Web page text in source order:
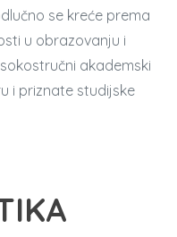
se kreće prema
u obrazovanju i
akademski
i priznate studijske